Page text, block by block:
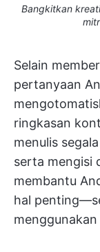
Bangkitkan
Selain
pertanyaan
ringkasan
menulis
serta mengisi
membantu
hal